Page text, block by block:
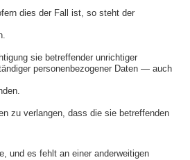
dies der Fall ist, so steht der
sie betreffender unrichtiger
personenbezogener Daten — auch
zu verlangen, dass die sie betreffenden
und es fehlt an einer anderweitigen